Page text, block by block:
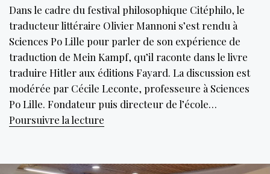
Dans le cadre du festival philosophique Citéphilo, le
traducteur littéraire Olivier Mannoni s’est rendu à
Sciences Po Lille pour parler de son expérience de
traduction de Mein Kampf, qu’il raconte dans le livre
traduire Hitler aux éditions Fayard. La discussion est
modérée par Cécile Leconte, professeure à Sciences
Po Lille. Fondateur puis directeur de l’école…
Poursuivre la lecture
traduction